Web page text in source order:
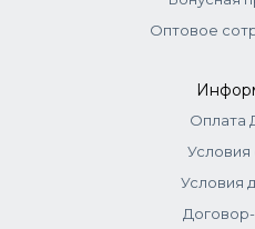
Шаг 4: нанести
на кожу, надеть на
варежки(
парафинотерапии
Оптовое
Оплата
Условия
Условия